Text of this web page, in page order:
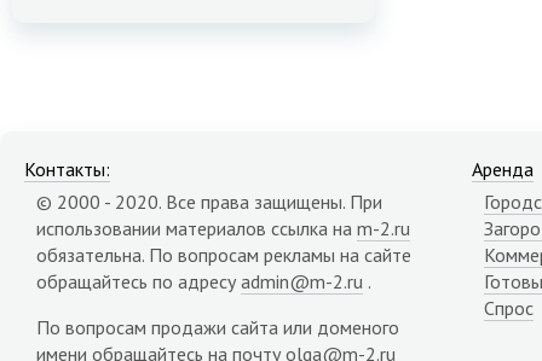
Контакты:
© 2000 - 2020. Все права защищены. При
использовании материалов ссылка на m-2.ru
обязательна. По вопросам рекламы на сайте
обращайтесь по адресу admin@m-2.ru .
По вопросам продажи сайта или доменого
имени обращайтесь на почту olga@m-2.ru
Аренда
Спрос